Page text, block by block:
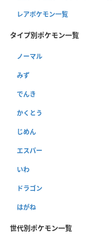
レアポケモン一覧
タイプ別ポケモン一覧
ノーマル
みず
でんき
かくとう
じめん
エスパー
いわ
ドラゴン
はがね
世代別ポケモン一覧